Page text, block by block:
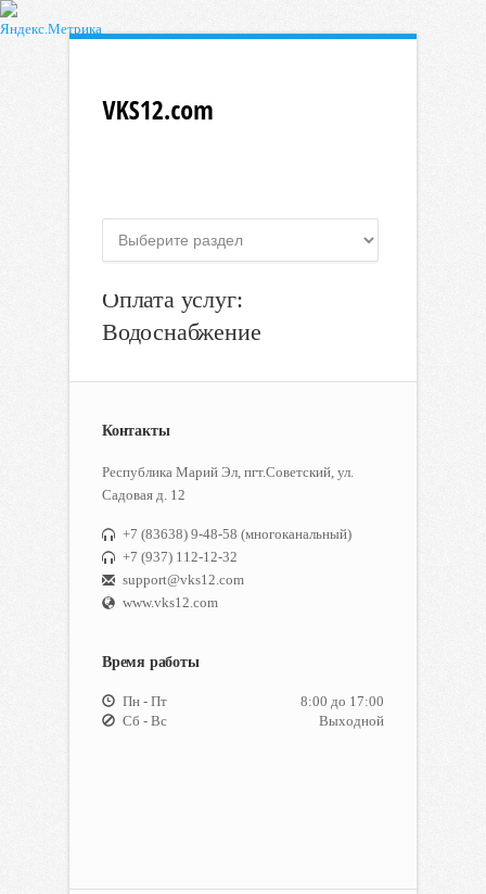
Оплата услуг:
Водоснабжение
Контакты
Республика Марий Эл, пгт.Советский, ул.
Садовая д. 12
+7 (83638) 9-48-58 (многоканальный)
+7 (937) 112-12-32
support@vks12.com
www.vks12.com
Время работы
Пн - Пт
8:00 до 17:00
Сб - Вс
Выходной